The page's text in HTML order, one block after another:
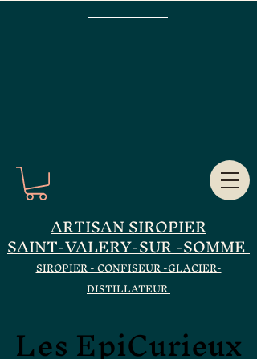
ARTISAN SIROPIER
SAINT-VALERY-SUR -SOMME
SIROPIER - CONFISEUR -GLACIER-
DISTILLATEUR
Les EpiCurieux
Les EpiCurieux